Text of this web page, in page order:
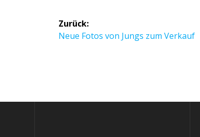
Zurück:
Neue Fotos von Jungs zum Verkauf